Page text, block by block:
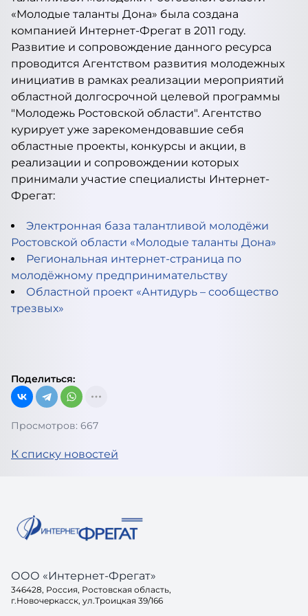
«Молодые таланты Дона» была создана
компанией Интернет-Фрегат в 2011 году.
Развитие и сопровождение данного ресурса
проводится Агентством развития молодежных
инициатив в рамках реализации мероприятий
областной долгосрочной целевой программы
"Молодежь Ростовской области". Агентство
курирует уже зарекомендовавшие себя
областные проекты, конкурсы и акции, в
реализации и сопровождении которых
принимали участие специалисты Интернет-
Фрегат:
Электронная база талантливой молодёжи
Ростовской области «Молодые таланты Дона»
Региональная интернет-страница по
молодёжному предпринимательству
Областной проект «Антидурь – сообщество
трезвых»
Поделиться:
Просмотров: 667
К списку новостей
ООО «Интернет-Фрегат»
346428, Россия, Ростовская область,
г.Новочеркасск, ул.Троицкая 39/166